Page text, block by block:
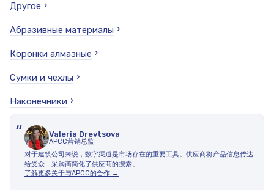
Другое
Абразивные материалы
Коронки алмазные
Сумки и чехлы
Наконечники
“ Valeria Drevtsova
APCC营销总监
对于建筑公司来说，数字渠道是市场存在的重要工具。供应商将产品信息传达
给受众，采购商简化了供应商的搜索。
了解更多关于与APCC的合作 →